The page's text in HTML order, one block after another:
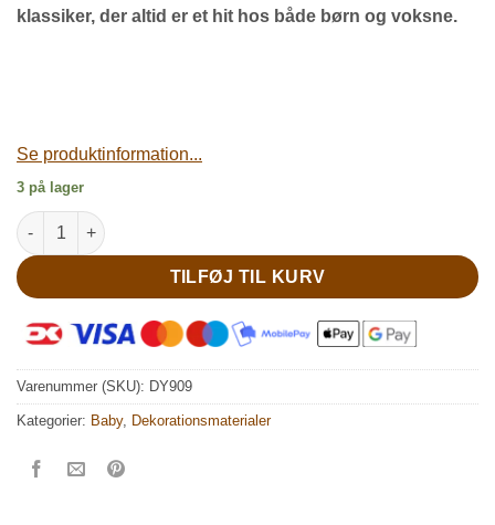
klassiker, der altid er et hit hos både børn og voksne.
Se produktinformation...
3 på lager
Dekorativ grå teddy bamse antal
TILFØJ TIL KURV
Varenummer (SKU): DY909
Kategorier: Baby, Dekorationsmaterialer